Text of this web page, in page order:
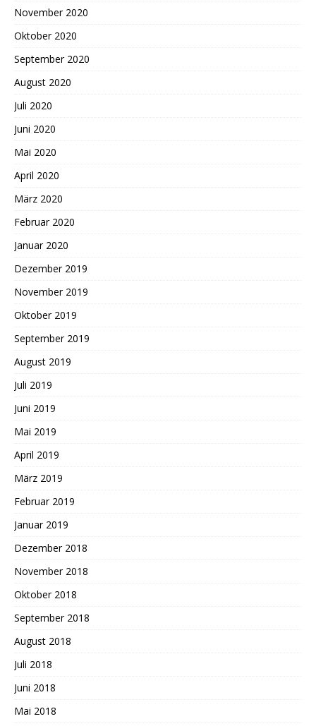
November 2020
Oktober 2020
September 2020
August 2020
Juli 2020
Juni 2020
Mai 2020
April 2020
März 2020
Februar 2020
Januar 2020
Dezember 2019
November 2019
Oktober 2019
September 2019
August 2019
Juli 2019
Juni 2019
Mai 2019
April 2019
März 2019
Februar 2019
Januar 2019
Dezember 2018
November 2018
Oktober 2018
September 2018
August 2018
Juli 2018
Juni 2018
Mai 2018